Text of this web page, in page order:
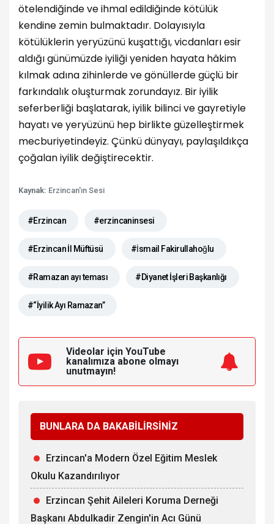
ötelendiğinde ve ihmal edildiğinde kötülük
kendine zemin bulmaktadır. Dolayısıyla
kötülüklerin yeryüzünü kuşattığı, vicdanları esir
aldığı günümüzde iyiliği yeniden hayata hâkim
kılmak adına zihinlerde ve gönüllerde güçlü bir
farkındalık oluşturmak zorundayız. Bir iyilik
seferberliği başlatarak, iyilik bilinci ve gayretiyle
hayatı ve yeryüzünü hep birlikte güzelleştirmek
mecburiyetindeyiz. Çünkü dünyayı, paylaşıldıkça
çoğalan iyilik değiştirecektir.
Kaynak: Erzincan'ın Sesi
#Erzincan #erzincaninsesi
#Erzincan İl Müftüsü #İsmail Fakirullahoğlu
#Ramazan ayı teması #Diyanet İşleri Başkanlığı
#“İyilik Ayı Ramazan”
Videolar için YouTube
kanalımıza abone olmayı
unutmayın!
BUNLARA DA BAKABİLİRSİNİZ
Erzincan'a Modern Özel Eğitim Meslek
Okulu Kazandırılıyor
Erzincan Şehit Aileleri Koruma Derneği
Başkanı Abdulkadir Zengin'in Acı Günü